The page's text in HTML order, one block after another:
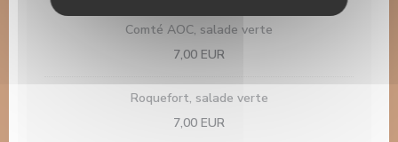
Comté AOC, salade verte
7,00 EUR
Roquefort, salade verte
7,00 EUR